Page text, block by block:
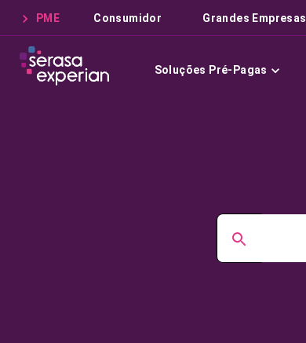
PME Consumidor Grandes Empresas
Soluções Pré-Pagas